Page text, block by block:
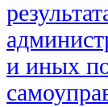
и иных